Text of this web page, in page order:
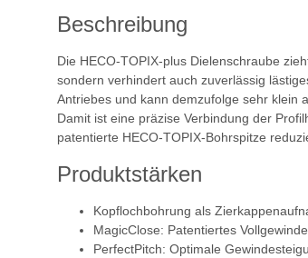
Beschreibung
Die HECO-TOPIX-plus Dielenschraube
sondern verhindert auch zuverlässig
Antriebes und kann demzufolge sehr klein
Damit ist eine präzise Verbindung der
patentierte HECO-TOPIX-Bohrspitze
Produktstärken
Kopflochbohrung als
MagicClose: Patentiertes
PerfectPitch: Optimale